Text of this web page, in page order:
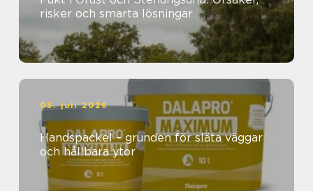
risker och smarta lösningar
03. juli 2026
Handspackel – grunden för släta väggar
och hållbara ytor